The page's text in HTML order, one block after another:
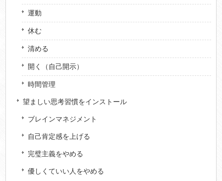
運動
休む
清める
開く（自己開示）
時間管理
望ましい思考習慣をインストール
ブレインマネジメント
自己肯定感を上げる
完璧主義をやめる
優しくていい人をやめる